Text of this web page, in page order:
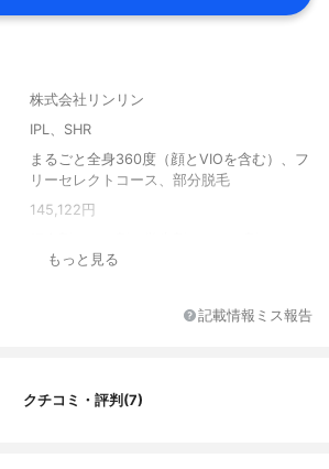
株式会社リンリン
IPL、SHR
まるごと全身360度（顔とVIOを含む）、フ
リーセレクトコース、部分脱毛
145,122円
あり（10％オフ）
全身脱毛1回＋顔脱毛1回＋両脇通い放題100
もっと見る
記載情報ミス報告
クチコミ・評判(7)